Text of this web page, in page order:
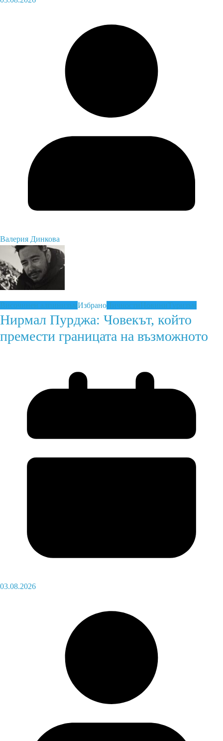
Валерия Динкова
Височинен алпинизъмИзбраноЛичности Новини Туризъм
Нирмал Пурджа: Човекът, който
премести границата на възможното
03.08.2026